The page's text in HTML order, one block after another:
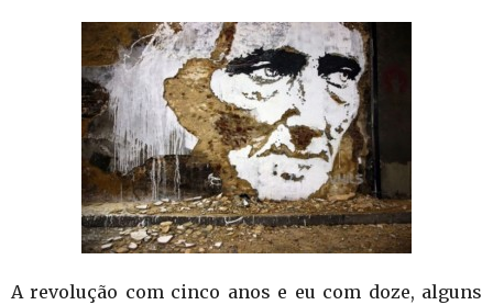
A revolução com cinco anos e eu com doze, alguns